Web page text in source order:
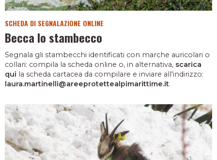
SCHEDA DI SEGNALAZIONE ONLINE
Becca lo stambecco
Segnala gli stambecchi identificati con marche auricolari o
collari: compila la scheda online o, in alternativa, scarica
qui la scheda cartacea da compilare e inviare all'indirizzo:
laura.martinelli@areeprotettealpimarittime.it.